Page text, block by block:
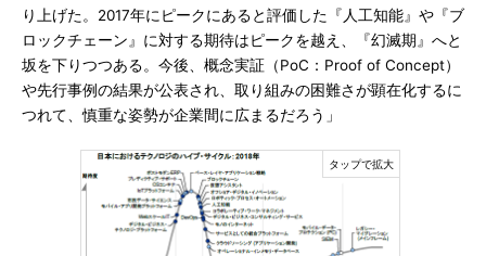
り上げた。2017年にピークにあると評価した『人工知能』や『ブ
ロックチェーン』に対する期待はピークを越え、『幻滅期』へと
坂を下りつつある。今後、概念実証（PoC：Proof of Concept）
や先行事例の結果が公表され、取り組みの困難さが顕在化するに
つれて、慎重な姿勢が企業間に広まるだろう」